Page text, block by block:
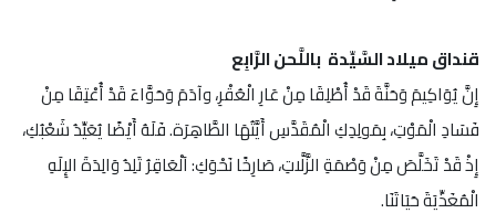
قنداق ميلاد السَّيِّدة باللَّحن الرَّابِع
إِنَّ يُوَاكِيمَ وَحَنَّةَ قَدْ أُطْلِقَا مِنْ عَارِ الْعُقْرِ، وآدَمَ وَحَوَّاءَ قَدْ أُعْتِقَا مِنْ
فَسَادِ الْمَوْتِ، بِمَولِدِكِ الْمُقَدَّسِ أَيَّتُهَا الطَّاهِرَة. فَلَهُ أَيْضًا يُعَيِّدُ شَعْبُكِ،
إِذْ قَدْ تَخَلَّصَ مِنْ وَصْمَةِ الزَّلَّاتِ، صَارِخًا نَحْوَكِ: اَلْعَاقِرُ تَلِدُ وَالِدَةَ الإِلَهِ
الْمُغَذِّيَةَ حَيَاتَنَا.